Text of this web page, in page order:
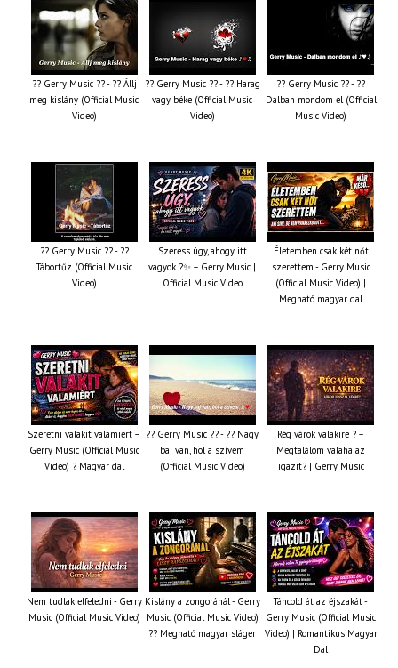
?? Gerry Music ?? - ?? Állj
meg kislány (Official Music
Video)
?? Gerry Music ?? - ?? Harag
vagy béke (Official Music
Video)
?? Gerry Music ?? - ??
Dalban mondom el (Official
Music Video)
?? Gerry Music ?? - ??
Tábortűz (Official Music
Video)
Szeress úgy, ahogy itt
vagyok ?✨ – Gerry Music |
Official Music Video
Életemben csak két nőt
szerettem - Gerry Music
(Official Music Video) |
Megható magyar dal
Szeretni valakit valamiért –
Gerry Music (Official Music
Video) ? Magyar dal
?? Gerry Music ?? - ?? Nagy
baj van, hol a szívem
(Official Music Video)
Rég várok valakire ? –
Megtalálom valaha az
igazit? | Gerry Music
Nem tudlak elfeledni - Gerry
Music (Official Music Video)
Kislány a zongoránál - Gerry
Music (Official Music Video)
?? Megható magyar sláger
Táncold át az éjszakát -
Gerry Music (Official Music
Video) | Romantikus Magyar
Dal